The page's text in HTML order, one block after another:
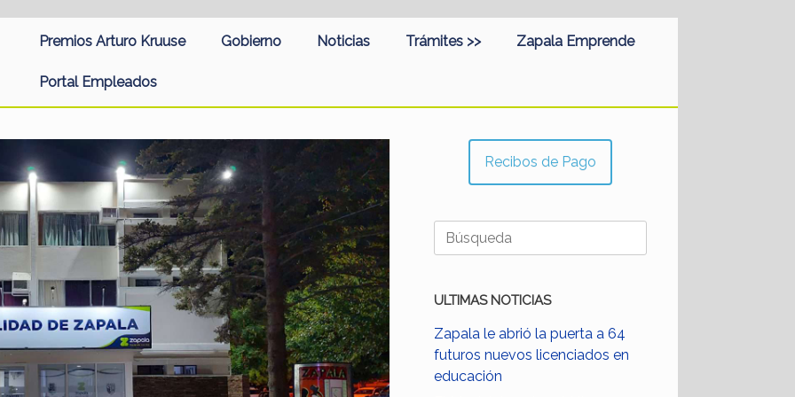
Premios Arturo Kruuse Gobierno Noticias Trámites >> Zapala Emprende
Portal Empleados
Recibos de Pago
Buscar:
ULTIMAS NOTICIAS
Zapala le abrió la puerta a 64
futuros nuevos licenciados en
educación